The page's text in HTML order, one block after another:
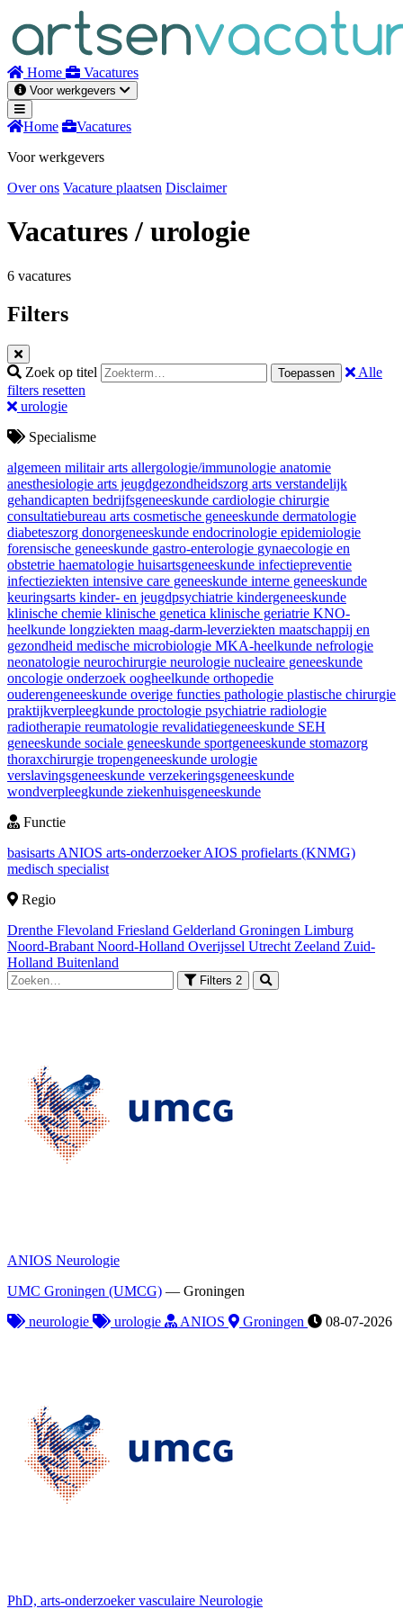
inhoud
Home Vacatures
Voor werkgevers
Home
Vacatures
Voor werkgevers
Over ons Vacature plaatsen Disclaimer
Vacatures/ urologie
6 vacatures
Filters
Zoek op titel Toepassen
Alle
filters resetten
urologie
Specialisme
algemeen militair arts allergologie/immunologie anatomie
anesthesiologie arts jeugdgezondheidszorg arts verstandelijk
gehandicapten bedrijfsgeneeskunde cardiologie chirurgie
consultatiebureau arts cosmetische geneeskunde dermatologie
diabeteszorg donorgeneeskunde endocrinologie epidemiologie
forensische geneeskunde gastro-enterologie gynaecologie en
obstetrie haematologie huisartsgeneeskunde infectiepreventie
infectieziekten intensive care geneeskunde interne geneeskunde
keuringsarts kinder- en jeugdpsychiatrie kindergeneeskunde
klinische chemie klinische genetica klinische geriatrie KNO-
heelkunde longziekten maag-darm-leverziekten maatschappij en
gezondheid medische microbiologie MKA-heelkunde nefrologie
neonatologie neurochirurgie neurologie nucleaire geneeskunde
oncologie onderzoek oogheelkunde orthopedie
ouderengeneeskunde overige functies pathologie plastische chirurgie
praktijkverpleegkunde proctologie psychiatrie radiologie
radiotherapie reumatologie revalidatiegeneeskunde SEH
geneeskunde sociale geneeskunde sportgeneeskunde stomazorg
thoraxchirurgie tropengeneeskunde urologie
verslavingsgeneeskunde verzekeringsgeneeskunde
wondverpleegkunde ziekenhuisgeneeskunde
Functie
basisarts ANIOS arts-onderzoekerAIOS profielarts (KNMG)
medisch specialist
Regio
Drenthe Flevoland Friesland Gelderland Groningen Limburg
Noord-Brabant Noord-Holland Overijssel Utrecht Zeeland Zuid-
Holland Buitenland
Filters 2
ANIOS Neurologie
UMC Groningen (UMCG) — Groningen
neurologie
urologie ANIOS Groningen 08-07-2026
PhD, arts-onderzoeker vasculaire Neurologie